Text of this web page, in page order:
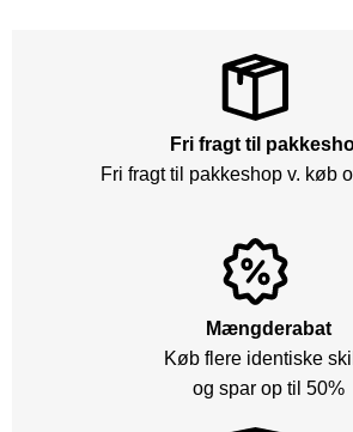
Fri fragt til
Fri fragt til pakkeshop v. køb
Mængderabat
Køb flere identiske
og spar op til 50%